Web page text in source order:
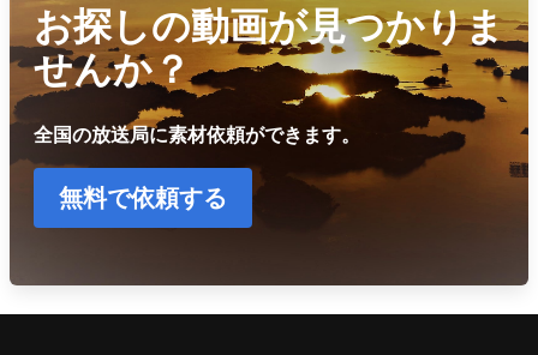
お探しの動画が見つかりま
せんか？
全国の放送局に素材依頼ができます。
無料で依頼する